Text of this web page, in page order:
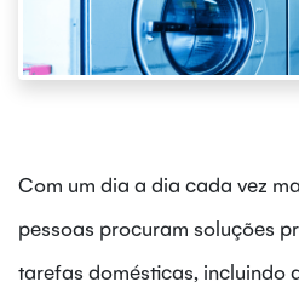
Com um dia a dia cada vez
pessoas procuram soluções
tarefas domésticas, incluindo